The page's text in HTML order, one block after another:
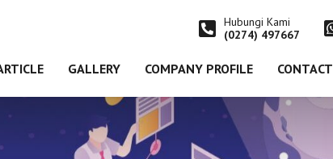
Hubungi Kami
(0274) 497667
GALLERY COMPANY PROFILE CONTACT